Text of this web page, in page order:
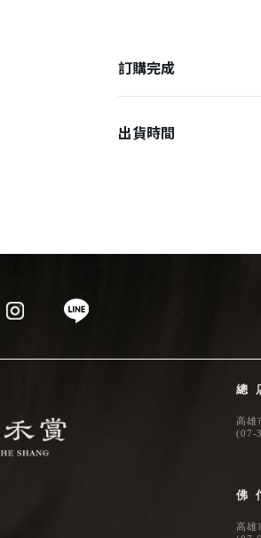
訂購完成
出貨時間
總
高雄
(07-
佛
高雄